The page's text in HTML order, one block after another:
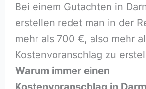
Bei einem Gutachten in
erstellen redet man in der
mehr als 700 €, also mehr
Kostenvoranschlag zu
Warum immer einen
Kostenvoranschlag in